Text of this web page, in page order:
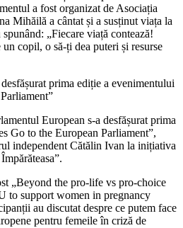
a fost organizat de Asociația
Mihăilă a cântat și a susținut viața la
„Fiecare viață contează!
copil, o să-ți dea puteri și resurse
prima ediție a evenimentului
European s-a desfășurat prima
Go to the European Parliament”,
independent Cătălin Ivan la inițiativa
„Beyond the pro-life vs pro-choice
to support women in pregnancy
au discutat despre ce putem face
pentru femeile în criză de